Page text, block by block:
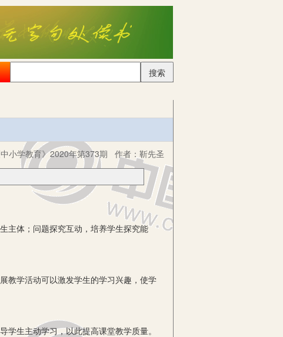
搜索
中小学教育》2020年第373期 作者： 靳先圣
体；问题探究互动，培养学生探究能
学活动可以激发学生的学习兴趣，使学
生主动学习，以此提高课堂教学质量。